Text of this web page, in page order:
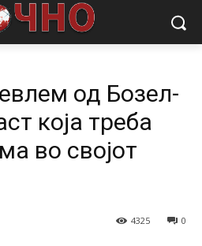
Природен мевлем од Бозел-
од Бозел-
која треба
во својот
0
4325